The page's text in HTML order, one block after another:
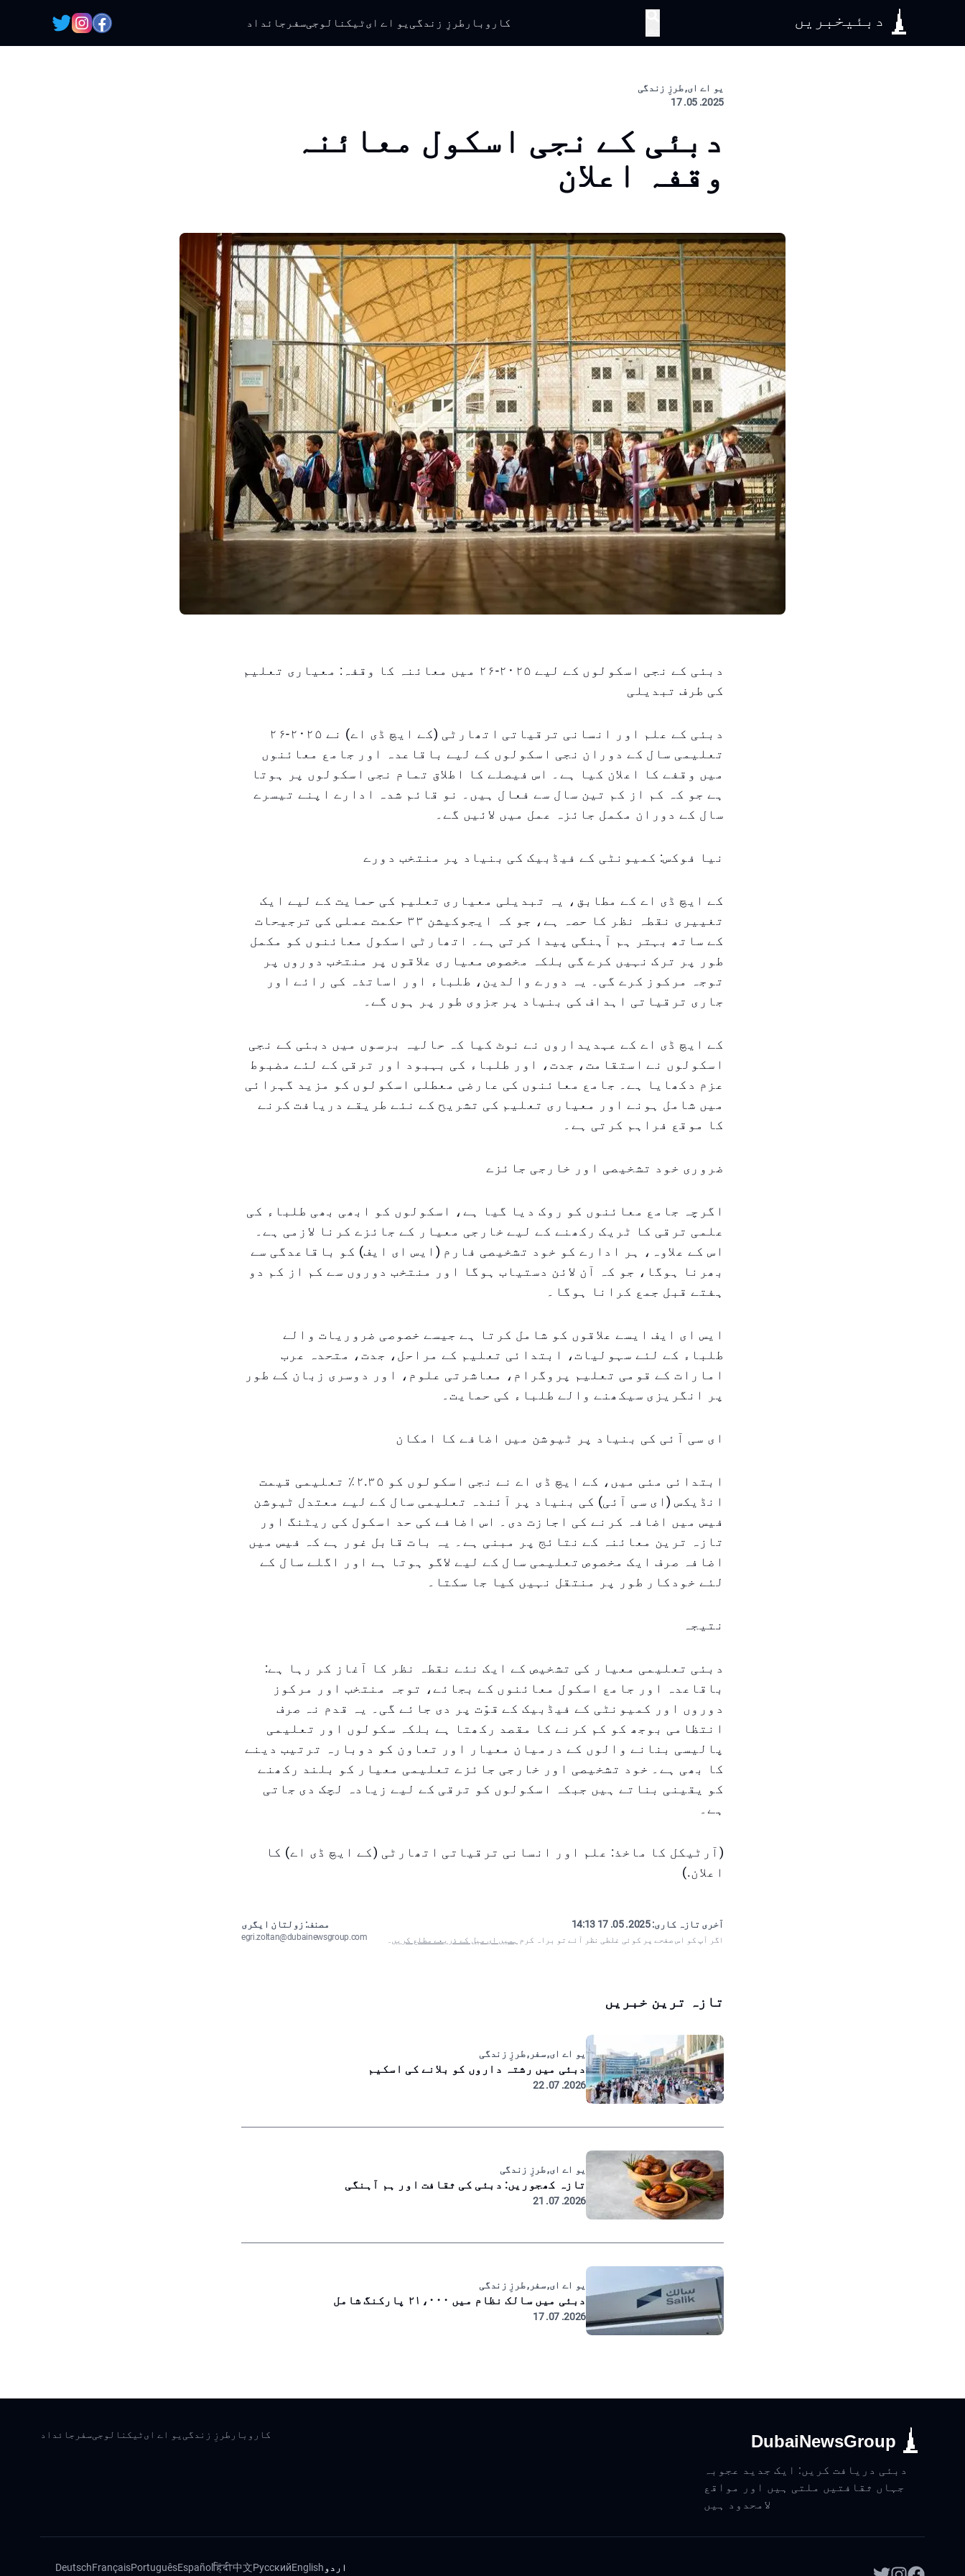
دبئیخبریں کاروبار طرزِ زندگی یو اے ایٹیکنالوجیسفر جائداد
یو اے ای, طرزِ زندگی
2025. 05. 17
دبئی کے نجی اسکول معائنہ
وقفہ اعلان
دبئی کے نجی اسکولوں کے لیے ۲۰۲۵-۲۶ میں معائنہ کا وقفہ: معیاری تعلیم
کی طرف تبدیلی
دبئی کے علم اور انسانی ترقیاتی اتھارٹی (کے ایچ ڈی اے) نے ۲۰۲۵-۲۶
تعلیمی سال کے دوران نجی اسکولوں کے لیے باقاعدہ اور جامع معائنوں
میں وقفے کا اعلان کیا ہے۔ اس فیصلے کا اطلاق تمام نجی اسکولوں پر ہوتا
ہے جو کہ کم از کم تین سال سے فعال ہیں۔ نو قائم شدہ ادارے اپنے تیسرے
سال کے دوران مکمل جائزہ عمل میں لائیں گے۔
نیا فوکس: کمیونٹی کے فیڈبیک کی بنیاد پر منتخب دورے
کے ایچ ڈی اے کے مطابق، یہ تبدیلی معیاری تعلیم کی حمایت کے لیے ایک
تغییری نقطہ نظر کا حصہ ہے، جو کہ ایجوکیشن ۳۳ حکمت عملی کی ترجیحات
کے ساتھ بہتر ہم آہنگی پیدا کرتی ہے۔ اتھارٹی اسکول معائنوں کو مکمل
طور پر ترک نہیں کرے گی بلکہ مخصوص معیاری علاقوں پر منتخب دوروں پر
توجہ مرکوز کرے گی۔ یہ دورے والدین، طلباء اور اساتذہ کی رائے اور
جاری ترقیاتی اہداف کی بنیاد پر جزوی طور پر ہوں گے۔
کے ایچ ڈی اے کے عہدیداروں نے نوٹ کیا کہ حالیہ برسوں میں دبئی کے نجی
اسکولوں نے استقامت، جدت، اور طلباء کی بہبود اور ترقی کے لئے مضبوط
عزم دکھایا ہے۔ جامع معائنوں کی عارضی معطلی اسکولوں کو مزید گہرائی
میں شامل ہونے اور معیاری تعلیم کی تشریح کے نئے طریقے دریافت کرنے
کا موقع فراہم کرتی ہے۔
ضروری خود تشخیصی اور خارجی جائزے
اگرچہ جامع معائنوں کو روک دیا گیا ہے، اسکولوں کو ابھی بھی طلباء کی
علمی ترقی کا ٹریک رکھنے کے لیے خارجی معیار کے جائزے کرنا لازمی ہے۔
اس کے علاوہ، ہر ادارے کو خود تشخیصی فارم (ایس ای ایف) کو باقاعدگی سے
بھرنا ہوگا، جو کہ آن لائن دستیاب ہوگا اور منتخب دوروں سے کم از کم دو
ہفتے قبل جمع کرانا ہوگا۔
ایس ای ایف ایسے علاقوں کو شامل کرتا ہے جیسے خصوصی ضروریات والے
طلباء کے لئے سہولیات، ابتدائی تعلیم کے مراحل، جدت، متحدہ عرب
امارات کے قومی تعلیم پروگرام، معاشرتی علوم، اور دوسری زبان کے طور
پر انگریزی سیکھنے والے طلباء کی حمایت۔
ای سی آئی کی بنیاد پر ٹیوشن میں اضافے کا امکان
ابتدائی مئی میں، کے ایچ ڈی اے نے نجی اسکولوں کو ۲.۳۵٪ تعلیمی قیمت
انڈیکس (ای سی آئی) کی بنیاد پر آئندہ تعلیمی سال کے لیے معتدل ٹیوشن
فیس میں اضافہ کرنے کی اجازت دی۔ اس اضافے کی حد اسکول کی ریٹنگ اور
تازہ ترین معائنہ کے نتائج پر مبنی ہے۔ یہ بات قابل غور ہے کہ فیس میں
اضافہ صرف ایک مخصوص تعلیمی سال کے لیے لاگو ہوتا ہے اور اگلے سال کے
لئے خودکار طور پر منتقل نہیں کیا جا سکتا۔
نتیجہ
دبئی تعلیمی معیار کی تشخیص کے ایک نئے نقطہ نظر کا آغاز کر رہا ہے:
باقاعدہ اور جامع اسکول معائنوں کے بجائے، توجہ منتخب اور مرکوز
دوروں اور کمیونٹی کے فیڈبیک کے قوّت پر دی جائے گی۔ یہ قدم نہ صرف
انتظامی بوجھ کو کم کرنے کا مقصد رکھتا ہے بلکہ سکولوں اور تعلیمی
پالیسی بنانے والوں کے درمیان معیار اور تعاون کو دوبارہ ترتیب دینے
کا بھی ہے۔ خود تشخیصی اور خارجی جائزے تعلیمی معیار کو بلند رکھنے
کو یقینی بناتے ہیں جبکہ اسکولوں کو ترقی کے لیے زیادہ لچک دی جاتی
ہے۔
(آرٹیکل کا ماخذ: علم اور انسانی ترقیاتی اتھارٹی (کے ایچ ڈی اے) کا
اعلان.)
آخری تازہ کاری:2025. 05. 17 14:13
اگر آپ کو اس صفحے پر کوئی غلطی نظر آئے تو براہ کرم ہمیں ای میل کے ذریعے مطلع کریں۔
مصنف: زولتان ایگری
egri.zoltan@dubainewsgroup.com
تازہ ترین خبریں
یو اے ای, سفر, طرزِ زندگی
دبئی میں رشتہ داروں کو بلانے کی اسکیم
2026. 07. 22
یو اے ای, طرزِ زندگی
تازہ کھجوریں: دبئی کی ثقافت اور ہم آہنگی
2026. 07. 21
یو اے ای, سفر, طرزِ زندگی
دبئی میں سالک نظام میں ۲۱،۰۰۰ پارکنگ شامل
2026. 07. 17
DubaiNewsGroup
دبئی دریافت کریں: ایک جدید عجوبہ
جہاں ثقافتیں ملتی ہیں اور مواقع
لامحدود ہیں
کاروبار طرزِ زندگی یو اے ایٹیکنالوجیسفر جائداد
اردو English
Русский
中文
हिंदी
Español
Português
Français
Deutsch